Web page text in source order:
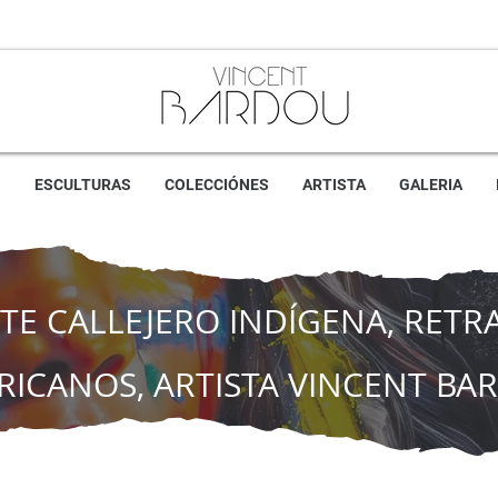
ESCULTURAS COLECCIÓNES ARTISTA GALERIA
CALLEJERO INDÍGENA,
ARTISTA VINCENT